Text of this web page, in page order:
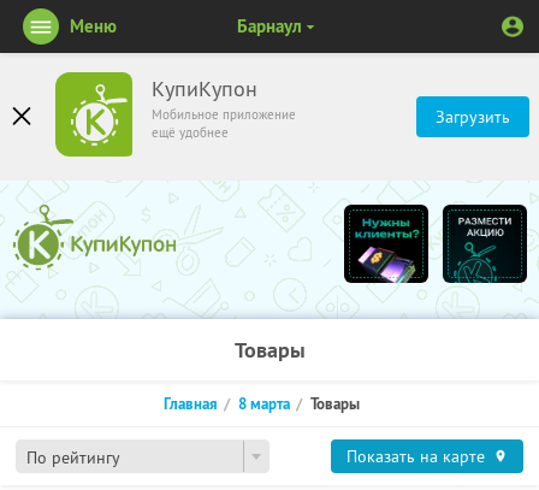
КупиКупон
Мобильное приложение
ещё удобнее
Загрузить
Меню Барнаул
Товары
По рейтингу
Главная 8 марта Товары
Показать на карте